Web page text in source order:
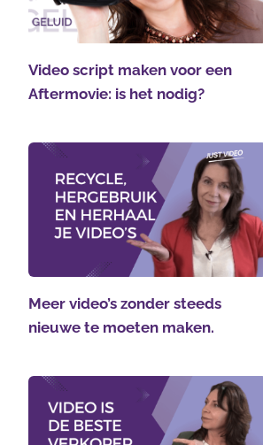
Video script maken voor een
Aftermovie: is het nodig?
Meer video’s zonder steeds
nieuwe te moeten maken.